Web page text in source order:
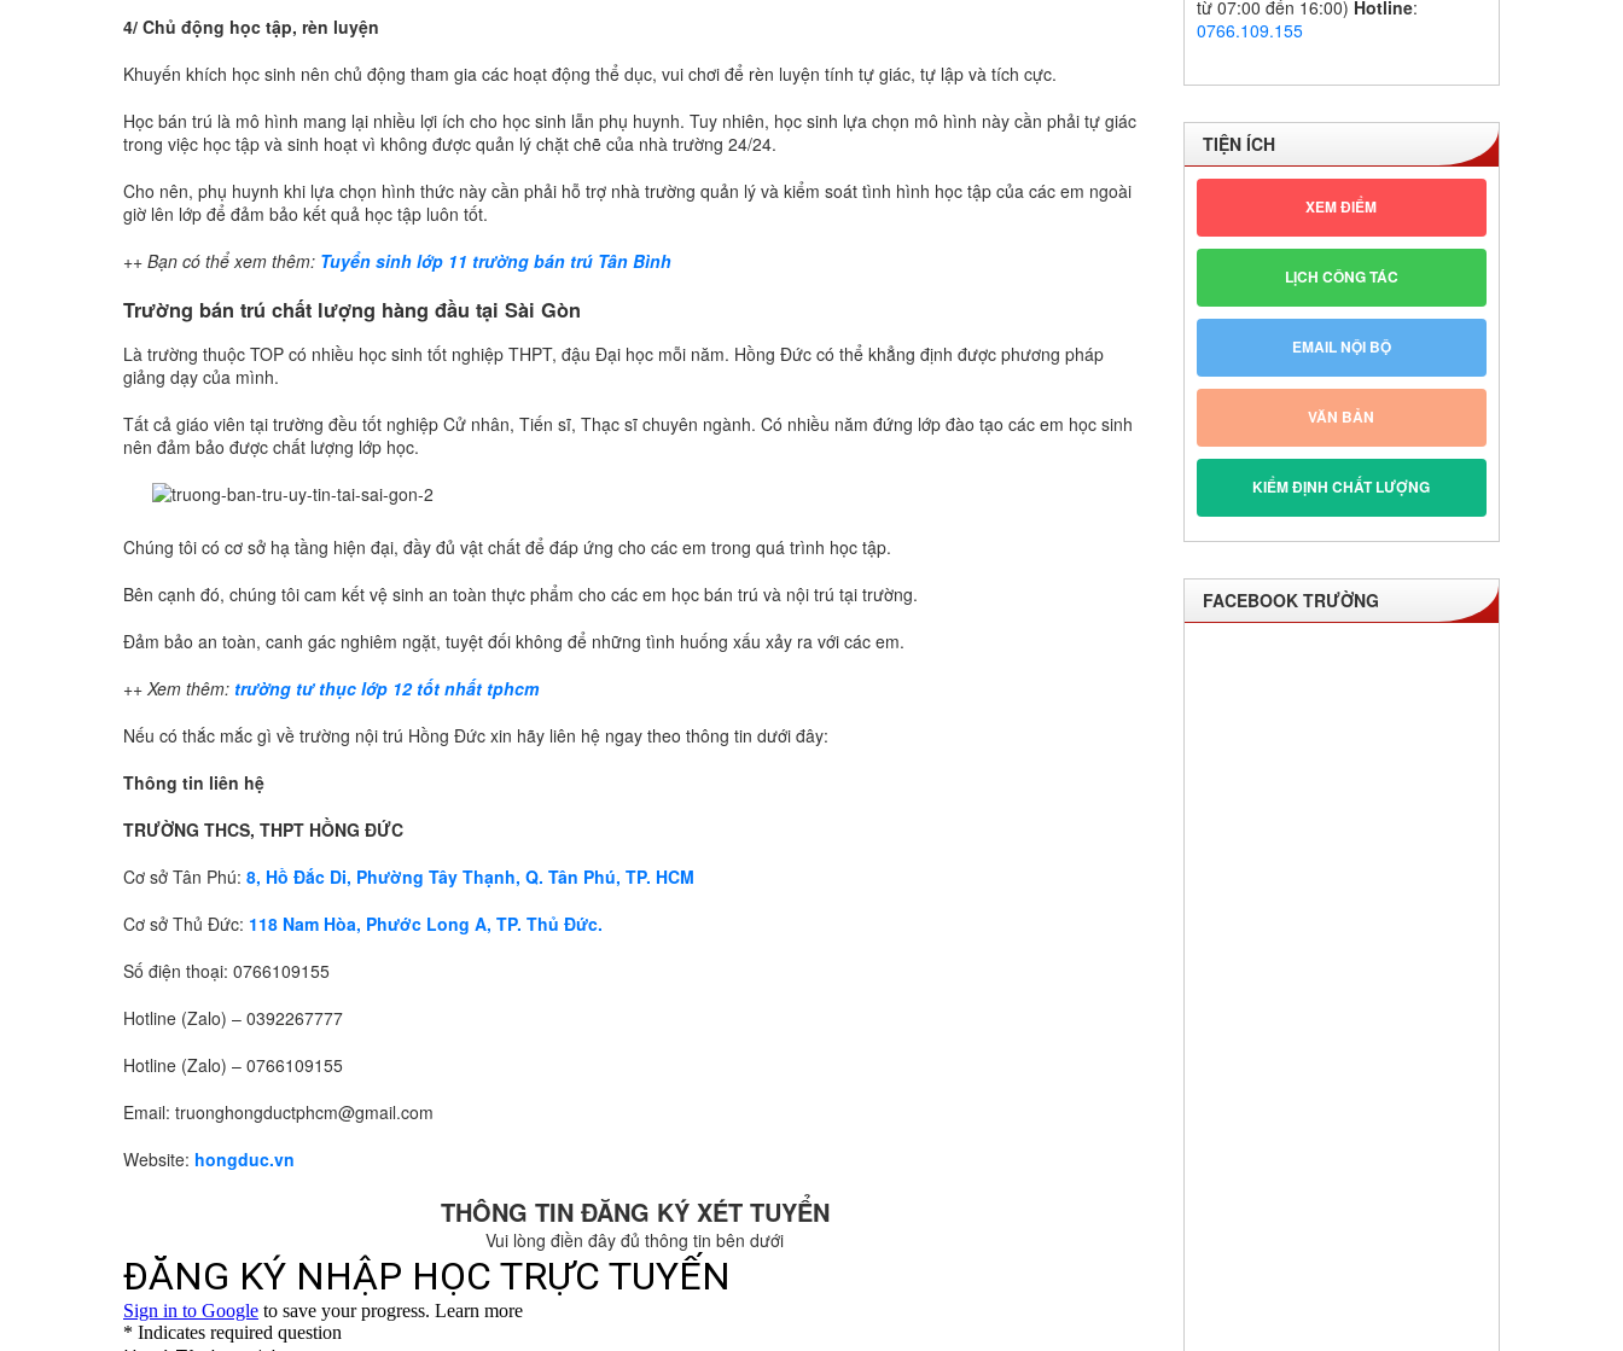
4/ Chủ động học tập, rèn luyện
Khuyến khích học sinh nên chủ động tham gia các hoạt động thể dục, vui chơi để rèn luyện tính tự giác, tự lập và tích cực.
Học bán trú là mô hình mang lại nhiều lợi ích cho học sinh lẫn phụ huynh. Tuy nhiên, học sinh lựa chọn mô hình này cần phải tự giác
trong việc học tập và sinh hoạt vì không được quản lý chặt chẽ của nhà trường 24/24.
Cho nên, phụ huynh khi lựa chọn hình thức này cần phải hỗ trợ nhà trường quản lý và kiểm soát tình hình học tập của các em ngoài
giờ lên lớp để đảm bảo kết quả học tập luôn tốt.
++ Bạn có thể xem thêm: Tuyển sinh lớp 11 trường bán trú Tân Bình
Trường bán trú chất lượng hàng đầu tại Sài Gòn
Là trường thuộc TOP có nhiều học sinh tốt nghiệp THPT, đậu Đại học mỗi năm. Hồng Đức có thể khẳng định được phương pháp
giảng dạy của mình.
Tất cả giáo viên tại trường đều tốt nghiệp Cử nhân, Tiến sĩ, Thạc sĩ chuyên ngành. Có nhiều năm đứng lớp đào tạo các em học sinh
nên đảm bảo được chất lượng lớp học.
Chúng tôi có cơ sở hạ tầng hiện đại, đầy đủ vật chất để đáp ứng cho các em trong quá trình học tập.
Bên cạnh đó, chúng tôi cam kết vệ sinh an toàn thực phẩm cho các em học bán trú và nội trú tại trường.
Đảm bảo an toàn, canh gác nghiêm ngặt, tuyệt đối không để những tình huống xấu xảy ra với các em.
++ Xem thêm: trường tư thục lớp 12 tốt nhất tphcm
Nếu có thắc mắc gì về trường nội trú Hồng Đức xin hãy liên hệ ngay theo thông tin dưới đây:
Thông tin liên hệ
TRƯỜNG THCS, THPT HỒNG ĐỨC
Cơ sở Tân Phú: 8, Hồ Đắc Di, Phường Tây Thạnh, Q. Tân Phú, TP. HCM
Cơ sở Thủ Đức: 118 Nam Hòa, Phước Long A, TP. Thủ Đức.
Số điện thoại: 0766109155
Hotline (Zalo) – 0392267777
Hotline (Zalo) – 0766109155
Email: truonghongductphcm@gmail.com
Website: hongduc.vn
THÔNG TIN ĐĂNG KÝ XÉT TUYỂN
Vui lòng điền đây đủ thông tin bên dưới
từ 07:00 đến 16:00) Hotline:
0766.109.155
TIỆN ÍCH
XEM ĐIỂM
LỊCH CÔNG TÁC
EMAIL NỘI BỘ
VĂN BẢN
KIỂM ĐỊNH CHẤT LƯỢNG
FACEBOOK TRƯỜNG